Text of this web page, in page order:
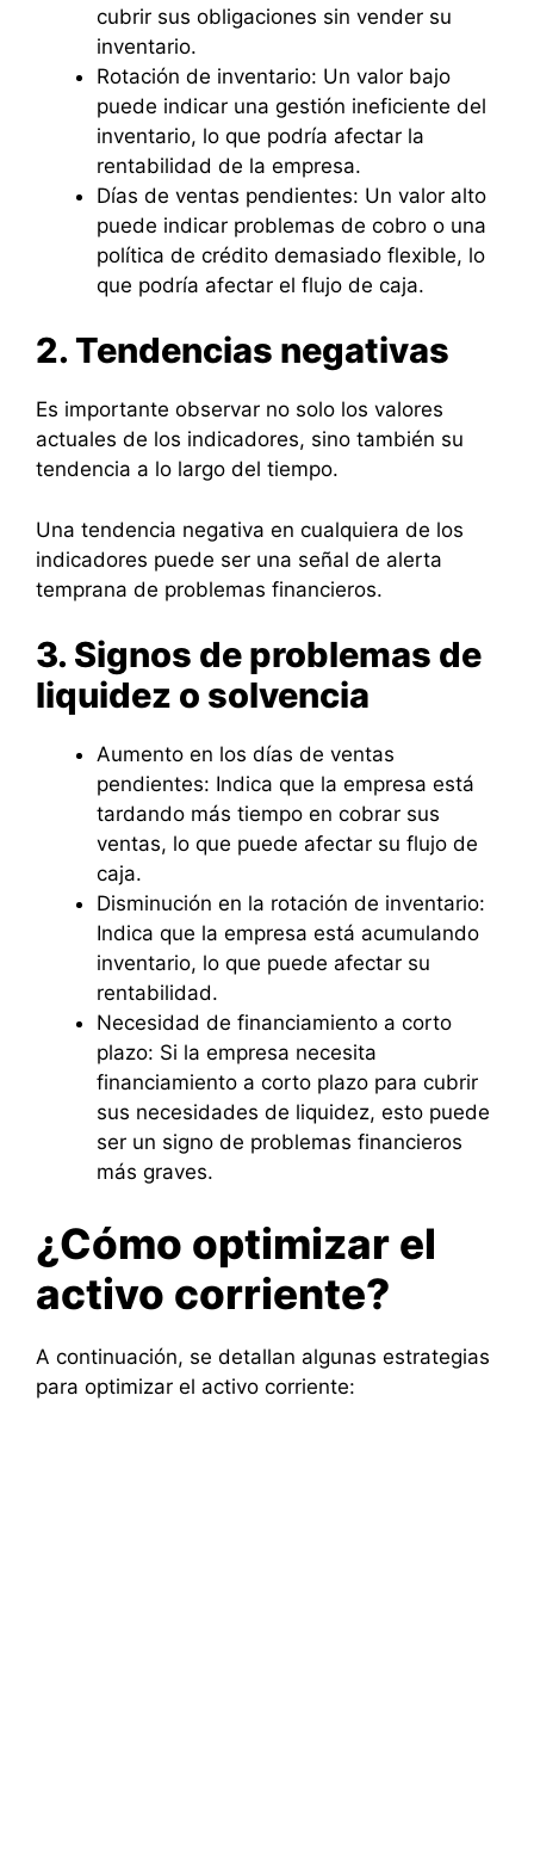
cubrir sus obligaciones sin vender su
inventario.
Rotación de inventario: Un valor bajo
puede indicar una gestión ineficiente del
inventario, lo que podría afectar la
rentabilidad de la empresa.
Días de ventas pendientes: Un valor alto
puede indicar problemas de cobro o una
política de crédito demasiado flexible, lo
que podría afectar el flujo de caja.
2. Tendencias negativas
Es importante observar no solo los valores
actuales de los indicadores, sino también su
tendencia a lo largo del tiempo.
Una tendencia negativa en cualquiera de los
indicadores puede ser una señal de alerta
temprana de problemas financieros.
3. Signos de problemas de
liquidez o solvencia
Aumento en los días de ventas
pendientes: Indica que la empresa está
tardando más tiempo en cobrar sus
ventas, lo que puede afectar su flujo de
caja.
Disminución en la rotación de inventario:
Indica que la empresa está acumulando
inventario, lo que puede afectar su
rentabilidad.
Necesidad de financiamiento a corto
plazo: Si la empresa necesita
financiamiento a corto plazo para cubrir
sus necesidades de liquidez, esto puede
ser un signo de problemas financieros
más graves.
¿Cómo optimizar el
activo corriente?
A continuación, se detallan algunas estrategias
para optimizar el activo corriente: